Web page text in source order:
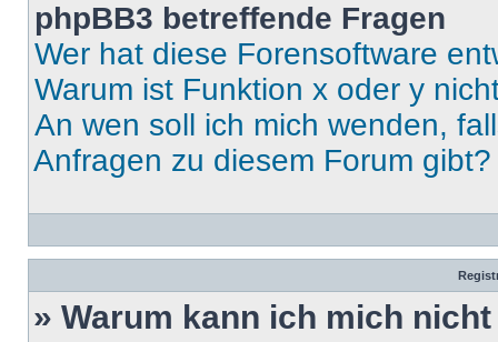
phpBB3 betreffende Fragen
Wer hat diese Forensoftware
Warum ist Funktion x oder y
An wen soll ich mich wenden,
Anfragen zu diesem Forum gibt?
» Warum kann ich mich